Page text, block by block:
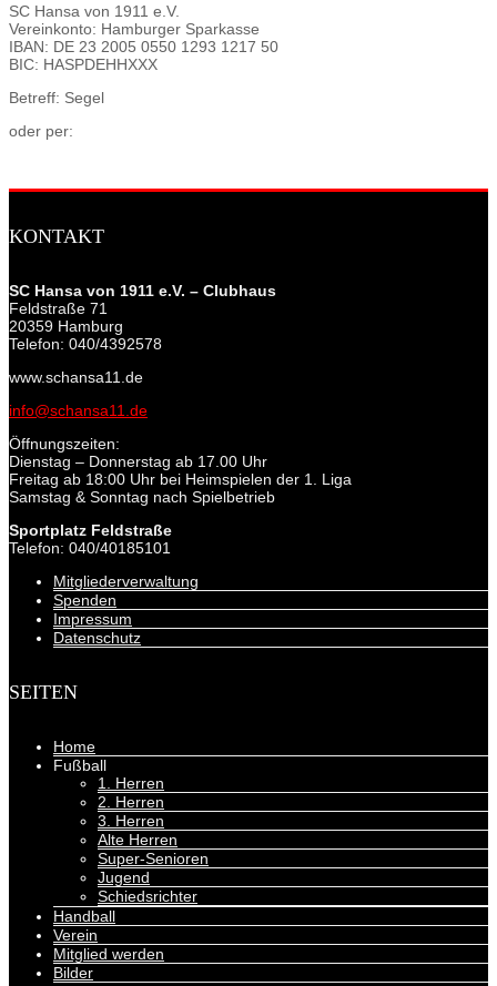
SC Hansa von 1911 e.V.
Vereinkonto: Hamburger Sparkasse
IBAN: DE 23 2005 0550 1293 1217 50
BIC: HASPDEHHXXX
Betreff: Segel
oder per:
KONTAKT
SC Hansa von 1911 e.V. – Clubhaus
Feldstraße 71
20359 Hamburg
Telefon: 040/4392578
www.schansa11.de
info@schansa11.de
Öffnungszeiten:
Dienstag – Donnerstag ab 17.00 Uhr
Freitag ab 18:00 Uhr bei Heimspielen der 1. Liga
Samstag & Sonntag nach Spielbetrieb
Sportplatz Feldstraße
Telefon: 040/40185101
Mitgliederverwaltung
Spenden
Impressum
Datenschutz
SEITEN
Home
Fußball
1. Herren
2. Herren
3. Herren
Alte Herren
Super-Senioren
Jugend
Schiedsrichter
Handball
Verein
Mitglied werden
Bilder